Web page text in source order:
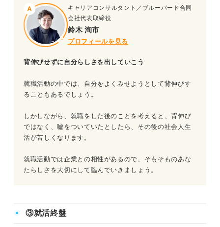
キャリアコンサルタント／ブルーバード合同
会社代表取締役
鈴木 洵市
プロフィールを見る
背伸びせずに自分らしさを出していこう
就職活動の中では、自分をよくみせようとして背伸びす
ることもあるでしょう。
しかしながら、就職をした後のことを考えると、背伸び
ではなく、嘘をついていたとしたら、その後の社会人生
活が苦しくなります。
就職活動では企業との相性があるので、そもそものあな
たらしさを大切にして臨んでいきましょう。
③就活終盤